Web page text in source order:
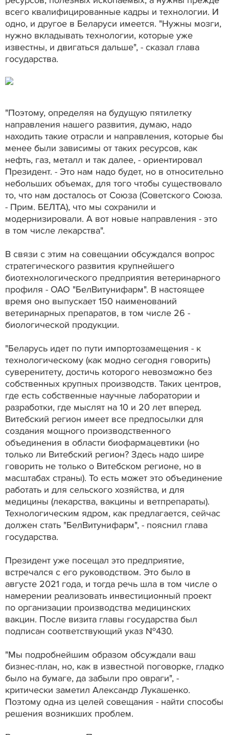
всего квалифицированные кадры и технологии. И
одно, и другое в Беларуси имеется. "Нужны мозги,
нужно вкладывать технологии, которые уже
известны, и двигаться дальше", - сказал глава
государства.
"Поэтому, определяя на будущую пятилетку
направления нашего развития, думаю, надо
находить такие отрасли и направления, которые бы
менее были зависимы от таких ресурсов, как
нефть, газ, металл и так далее, - ориентировал
Президент. - Это нам надо будет, но в относительно
небольших объемах, для того чтобы существовало
то, что нам досталось от Союза (Советского Союза.
- Прим. БЕЛТА), что мы сохранили и
модернизировали. А вот новые направления - это
в том числе лекарства".
В связи с этим на совещании обсуждался вопрос
стратегического развития крупнейшего
биотехнологического предприятия ветеринарного
профиля - ОАО "БелВитунифарм". В настоящее
время оно выпускает 150 наименований
ветеринарных препаратов, в том числе 26 -
биологической продукции.
"Беларусь идет по пути импортозамещения - к
технологическому (как модно сегодня говорить)
суверенитету, достичь которого невозможно без
собственных крупных производств. Таких центров,
где есть собственные научные лаборатории и
разработки, где мыслят на 10 и 20 лет вперед.
Витебский регион имеет все предпосылки для
создания мощного производственного
объединения в области биофармацевтики (но
только ли Витебский регион? Здесь надо шире
говорить не только о Витебском регионе, но в
масштабах страны). То есть может это объединение
работать и для сельского хозяйства, и для
медицины (лекарства, вакцины и ветпрепараты).
Технологическим ядром, как предлагается, сейчас
должен стать "БелВитунифарм", - пояснил глава
государства.
Президент уже посещал это предприятие,
встречался с его руководством. Это было в
августе 2021 года, и тогда речь шла в том числе о
намерении реализовать инвестиционный проект
по организации производства медицинских
вакцин. После визита главы государства был
подписан соответствующий указ №430.
"Мы подробнейшим образом обсуждали ваш
бизнес-план, но, как в известной поговорке, гладко
было на бумаге, да забыли про овраги", -
критически заметил Александр Лукашенко.
Поэтому одна из целей совещания - найти способы
решения возникших проблем.